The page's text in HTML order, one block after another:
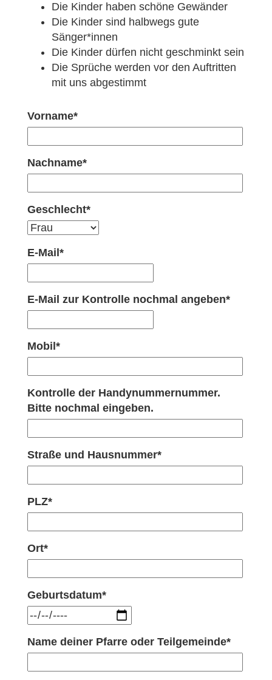
Die Kinder haben schöne Gewänder
Die Kinder sind halbwegs gute
Sänger*innen
Die Kinder dürfen nicht geschminkt sein
Die Sprüche werden vor den Auftritten
mit uns abgestimmt
Vorname*
Nachname*
Geschlecht*
E-Mail*
E-Mail zur Kontrolle nochmal angeben*
Mobil*
Kontrolle der Handynummernummer.
Bitte nochmal eingeben.
Straße und Hausnummer*
PLZ*
Ort*
Geburtsdatum*
Name deiner Pfarre oder Teilgemeinde*